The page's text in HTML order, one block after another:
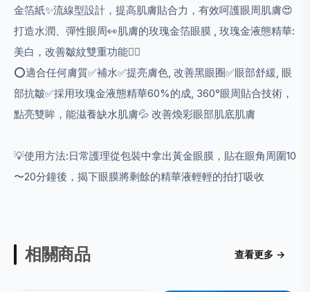
金箔紙✨流線型設計，提高肌膚貼合力，有效呵護眼周肌膚😍
打造水潤、彈性眼周👀肌膚的玫瑰金箔眼膜 , 玫瑰金液態精華:
美白，改善皺紋雙重功能👍🏻
⭕適合任何膚質✅補水✅提亮膚色, 改善黑眼圈✅眼部舒緩, 眼
部抗皺✅採用玫瑰金液態精華60%的成, 360°眼周貼合技術，
點亮雙眸，能滋養缺水肌膚💦 改善煥彩眼部肌底肌膚
💡使用方法:日常護理從包裝中拿出黃金眼膜，貼在眼角周圍10
〜20分鐘後，揭下眼膜將剩餘的精華液輕輕的拍打吸收
相關商品 查看更多 →